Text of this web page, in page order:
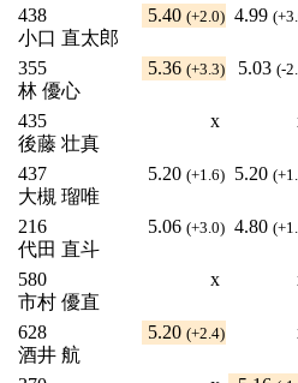
438
小口 直太郎
5.40 (+2.0) 4.99
355
林 優心
5.36 (+3.3) 5.03 (-
435
後藤 壮真
x
437
大槻 瑠唯
5.20 (+1.6) 5.20
216
代田 直斗
5.06 (+3.0) 4.80
580
市村 優直
x
628
酒井 航
5.20 (+2.4)